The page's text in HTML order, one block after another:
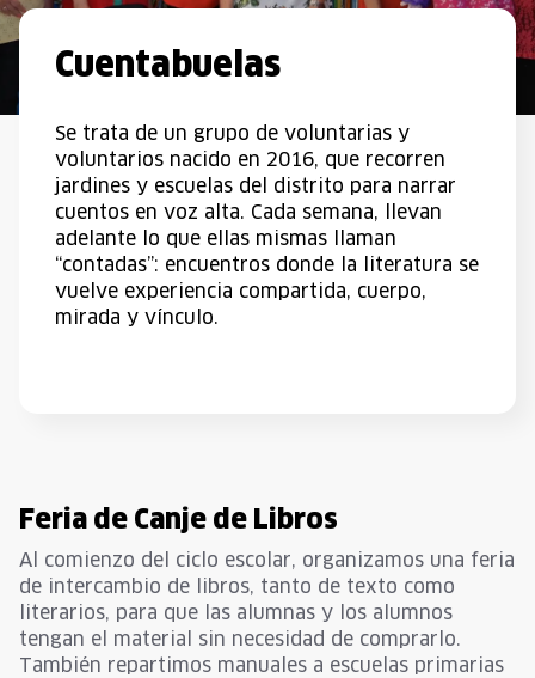
Cuentabuelas
Se trata de un grupo de voluntarias y
voluntarios nacido en 2016, que recorren
jardines y escuelas del distrito para narrar
cuentos en voz alta. Cada semana, llevan
adelante lo que ellas mismas llaman
“contadas”: encuentros donde la literatura se
vuelve experiencia compartida, cuerpo,
mirada y vínculo.
Feria de Canje de Libros
Al comienzo del ciclo escolar, organizamos una feria
de intercambio de libros, tanto de texto como
literarios, para que las alumnas y los alumnos
tengan el material sin necesidad de comprarlo.
También repartimos manuales a escuelas primarias